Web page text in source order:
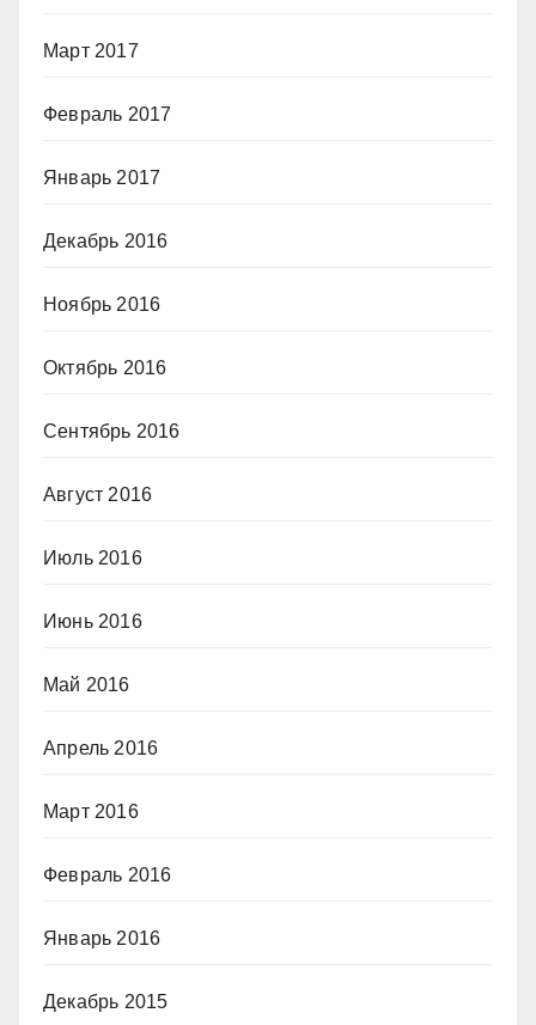
Март 2017
Февраль 2017
Январь 2017
Декабрь 2016
Ноябрь 2016
Октябрь 2016
Сентябрь 2016
Август 2016
Июль 2016
Июнь 2016
Май 2016
Апрель 2016
Март 2016
Февраль 2016
Январь 2016
Декабрь 2015